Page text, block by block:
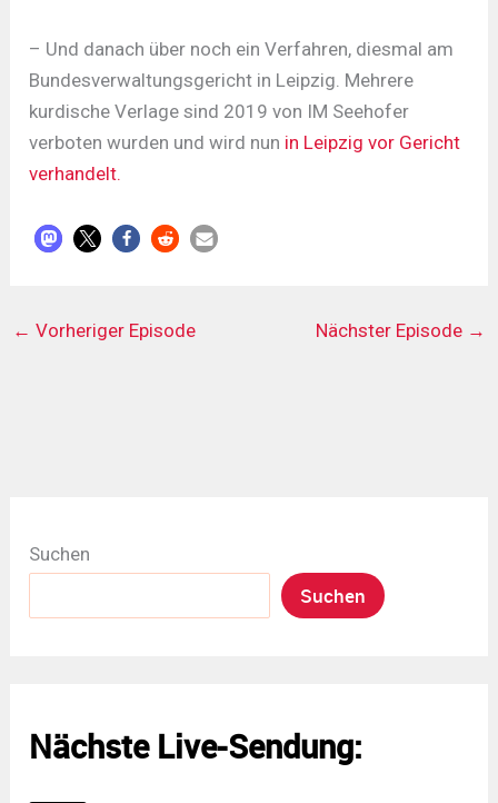
– Und danach über noch ein Verfahren, diesmal am
Bundesverwaltungsgericht in Leipzig. Mehrere
kurdische Verlage sind 2019 von IM Seehofer
verboten wurden und wird nun in Leipzig vor Gericht
verhandelt.
← Vorheriger Episode Nächster Episode →
Suchen
Suchen
Nächste Live-Sendung: